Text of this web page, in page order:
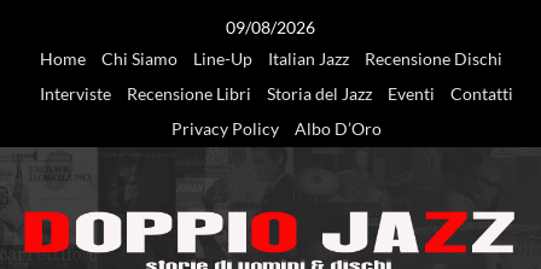
09/08/2026
Home
Chi Siamo Line-Up Italian Jazz
Recensione Dischi
Interviste
Recensione Libri Storia del Jazz Eventi
Contatti
Privacy Policy
Albo D’Oro